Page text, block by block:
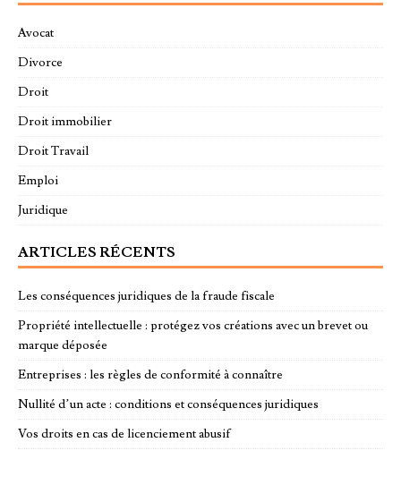
Avocat
Divorce
Droit
Droit immobilier
Droit Travail
Emploi
Juridique
ARTICLES RÉCENTS
Les conséquences juridiques de la fraude fiscale
Propriété intellectuelle : protégez vos créations avec un brevet ou
marque déposée
Entreprises : les règles de conformité à connaître
Nullité d’un acte : conditions et conséquences juridiques
Vos droits en cas de licenciement abusif